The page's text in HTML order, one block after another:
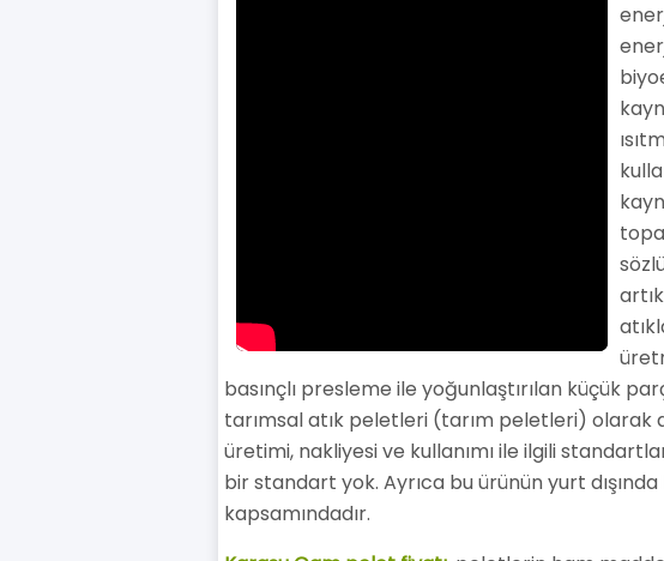
basınçlı presleme ile yoğunlaştırılan küçük
tarımsal atık peletleri (tarım peletleri) olarak
üretimi, nakliyesi ve kullanımı ile ilgili
bir standart yok. Ayrıca bu ürünün yurt
kapsamındadır.